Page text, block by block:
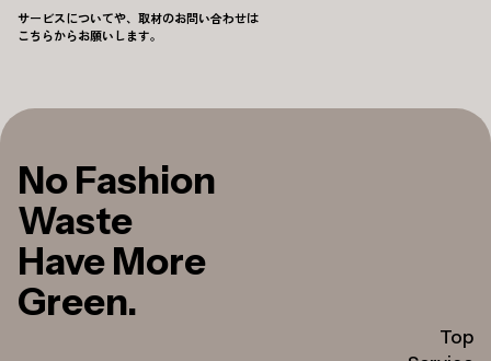
サービスについてや、取材のお問い合わせは
こちらからお願いします。
No Fashion
Waste
Have More
Green.
Top